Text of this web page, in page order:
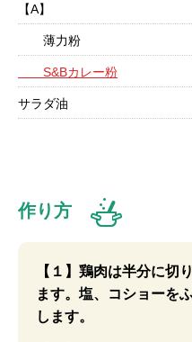
【A】
薄力粉
S&Bカレー粉
サラダ油
作り方
【１】鶏肉は半分に切
ます。塩、コショーを
します。